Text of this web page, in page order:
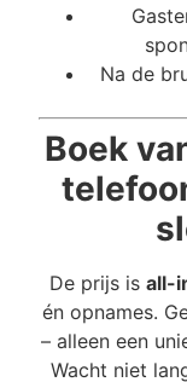
Na de
Boek
De prijs is all-
én opnames.
– alleen een
Wacht niet